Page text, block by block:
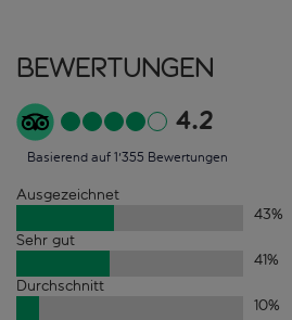
Bewertungen
4.2
Basierend auf 1'355 Bewertungen
Ausgezeichnet
43%
Sehr gut
41%
Durchschnitt
10%